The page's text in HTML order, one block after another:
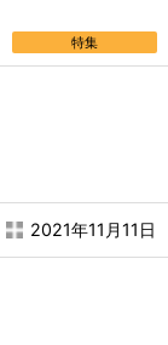
特集
2021年11月11日